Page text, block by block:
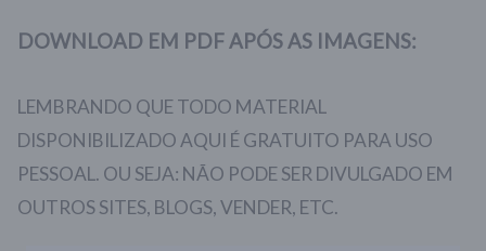
DOWNLOAD EM PDF APÓS AS IMAGENS:
LEMBRANDO QUE TODO MATERIAL
DISPONIBILIZADO AQUI É GRATUITO PARA USO
PESSOAL. OU SEJA: NÃO PODE SER DIVULGADO EM
OUTROS SITES, BLOGS, VENDER, ETC.